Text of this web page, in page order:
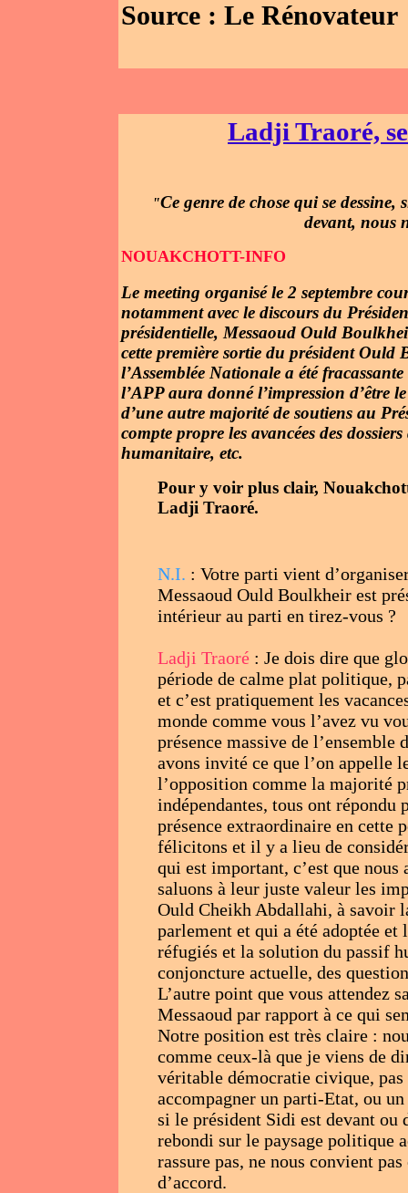
Source : Le Rénovateur
Ladji Traoré,
"Ce genre de chose qui se
devant, nous
NOUAKCHOTT-INFO
Le meeting organisé le 2 septembre
notamment avec le discours du
présidentielle, Messaoud Ould
cette première sortie du président Ould
l’Assemblée Nationale a été fracassante
l’APP aura donné l’impression d’être
d’une autre majorité de soutiens au
compte propre les avancées des
humanitaire, etc.
Pour y voir plus clair,
Ladji Traoré.
N.I. : Votre parti vient
Messaoud Ould Boulkheir est
intérieur au parti en tirez-vous ?
Ladji Traoré : Je dois dire que
période de calme plat politique,
et c’est pratiquement les
monde comme vous l’avez vu
présence massive de l’ensemble
avons invité ce que l’on appelle
l’opposition comme la majorité
indépendantes, tous ont répondu
présence extraordinaire en cette
félicitons et il y a lieu de
qui est important, c’est que
saluons à leur juste valeur les
Ould Cheikh Abdallahi, à savoir
parlement et qui a été adoptée et
réfugiés et la solution du passif
conjoncture actuelle, des
L’autre point que vous attendez
Messaoud par rapport à ce qui
Notre position est très claire :
comme ceux-là que je viens de
véritable démocratie civique,
accompagner un parti-Etat, ou
si le président Sidi est devant ou
rebondi sur le paysage politique
rassure pas, ne nous convient
d’accord.